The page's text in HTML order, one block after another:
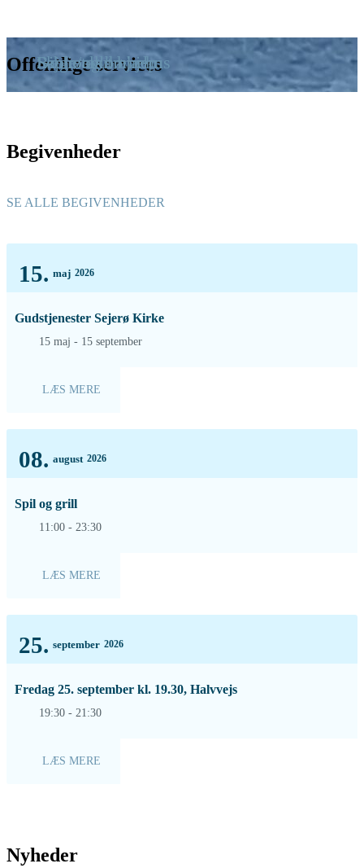
Offentlige services
Læge/akut hjælp
Skole og børnehus
Bibliotek
Sejerø ældrehjem
Begivenheder
SE ALLE BEGIVENHEDER
15. maj 2026
Gudstjenester Sejerø Kirke
15 maj - 15 september
LÆS MERE
08. august 2026
Spil og grill
11:00 - 23:30
LÆS MERE
25. september 2026
Fredag 25. september kl. 19.30, Halvvejs
19:30 - 21:30
LÆS MERE
Nyheder